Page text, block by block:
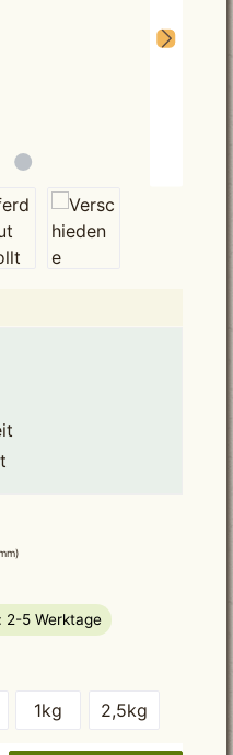
2-5 Werktage
1kg 2,5kg